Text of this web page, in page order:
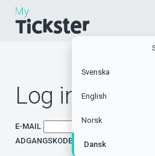
Svenska
English
Norsk
Dansk
Log ind
E-MAIL
ADGANGSKODE